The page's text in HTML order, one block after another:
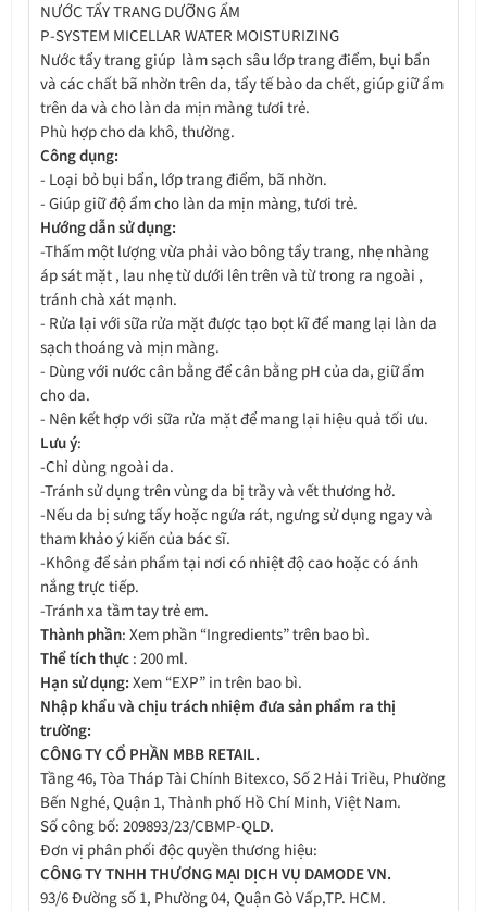
NƯỚC TẨY TRANG DƯỠNG ẨM
P-SYSTEM MICELLAR WATER MOISTURIZING
Nước tẩy trang giúp làm sạch sâu lớp trang điểm, bụi bẩn
và các chất bã nhờn trên da, tẩy tế bào da chết, giúp giữ ẩm
trên da và cho làn da mịn màng tươi trẻ.
Phù hợp cho da khô, thường.
Công dụng:
- Loại bỏ bụi bẩn, lớp trang điểm, bã nhờn.
- Giúp giữ độ ẩm cho làn da mịn màng, tươi trẻ.
Hướng dẫn sử dụng:
-Thấm một lượng vừa phải vào bông tẩy trang, nhẹ nhàng
áp sát mặt , lau nhẹ từ dưới lên trên và từ trong ra ngoài ,
tránh chà xát mạnh.
- Rửa lại với sữa rửa mặt được tạo bọt kĩ để mang lại làn da
sạch thoáng và mịn màng.
- Dùng với nước cân bằng để cân bằng pH của da, giữ ẩm
cho da.
- Nên kết hợp với sữa rửa mặt để mang lại hiệu quả tối ưu.
Lưu ý:
-Chỉ dùng ngoài da.
-Tránh sử dụng trên vùng da bị trầy và vết thương hở.
-Nếu da bị sưng tấy hoặc ngứa rát, ngưng sử dụng ngay và
tham khảo ý kiến của bác sĩ.
-Không để sản phẩm tại nơi có nhiệt độ cao hoặc có ánh
nắng trực tiếp.
-Tránh xa tầm tay trẻ em.
Thành phần: Xem phần “Ingredients” trên bao bì.
Thể tích thực: 200 ml.
Hạn sử dụng:Xem “EXP” in trên bao bì.
Nhập khẩu và chịu trách nhiệm đưa sản phẩm ra thị
trường:
CÔNG TY CỔ PHẦN MBB RETAIL.
Tầng 46, Tòa Tháp Tài Chính Bitexco, Số 2 Hải Triều, Phường
Bến Nghé, Quận 1, Thành phố Hồ Chí Minh, Việt Nam.
Số công bố: 209893/23/CBMP-QLD.
Đơn vị phân phối độc quyền thương hiệu:
CÔNG TY TNHH THƯƠNG MẠI DỊCH VỤ DAMODE VN.
93/6 Đường số 1, Phường 04, Quận Gò Vấp,TP. HCM.